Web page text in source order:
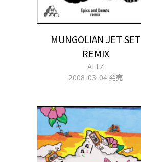
MUNGOLIAN JET SET
REMIX
ALTZ
2008-03-04 発売